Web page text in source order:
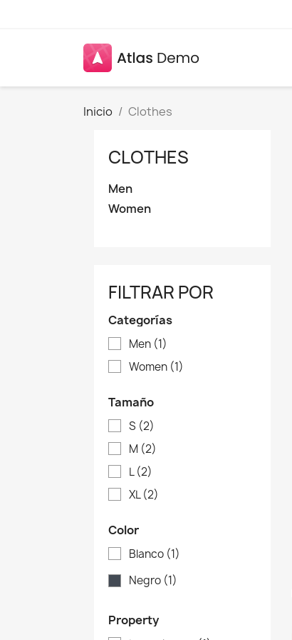
Inicio Clothes
CLOTHES
Men
Women
FILTRAR POR
Categorías
Men (1)
Women (1)
Tamaño
S (2)
M (2)
L(2)
XL(2)
Color
Blanco (1)
Negro (1)
Property